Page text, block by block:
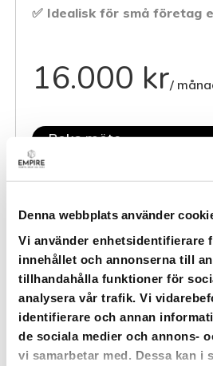
Denna webbplats använder
Vi använder enhetsidentifierare
innehållet och annonserna till
tillhandahålla funktioner för
analysera vår trafik. Vi
identifierare och annan
de sociala medier och annons-
vi samarbetar med. Dessa kan i
✅ Idealisk för små företag
16.000 kr/
Boka möte
Paketet inkluderar:
Insatser för att börja
affärer.
Fokus på kanaler som
online.
Inkluderar strategi, content,
automation och löpande